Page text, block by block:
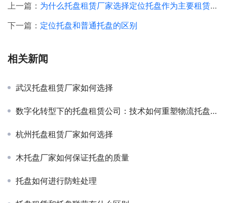
上一篇： 为什么托盘租赁厂家选择定位托盘作为主要租赁托盘
下一篇： 定位托盘和普通托盘的区别
相关新闻
武汉托盘租赁厂家如何选择
数字化转型下的托盘租赁公司：技术如何重塑物流托盘服务？
杭州托盘租赁厂家如何选择
木托盘厂家如何保证托盘的质量
托盘如何进行防蛀处理